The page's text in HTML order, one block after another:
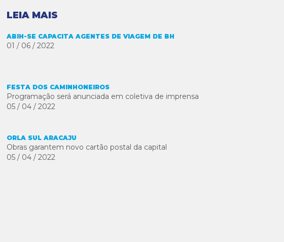
LEIA MAIS
ABIH-SE CAPACITA AGENTES DE VIAGEM DE BH
01 / 06 / 2022
FESTA DOS CAMINHONEIROS
Programação será anunciada em coletiva de imprensa
05 / 04 / 2022
ORLA SUL ARACAJU
Obras garantem novo cartão postal da capital
05 / 04 / 2022